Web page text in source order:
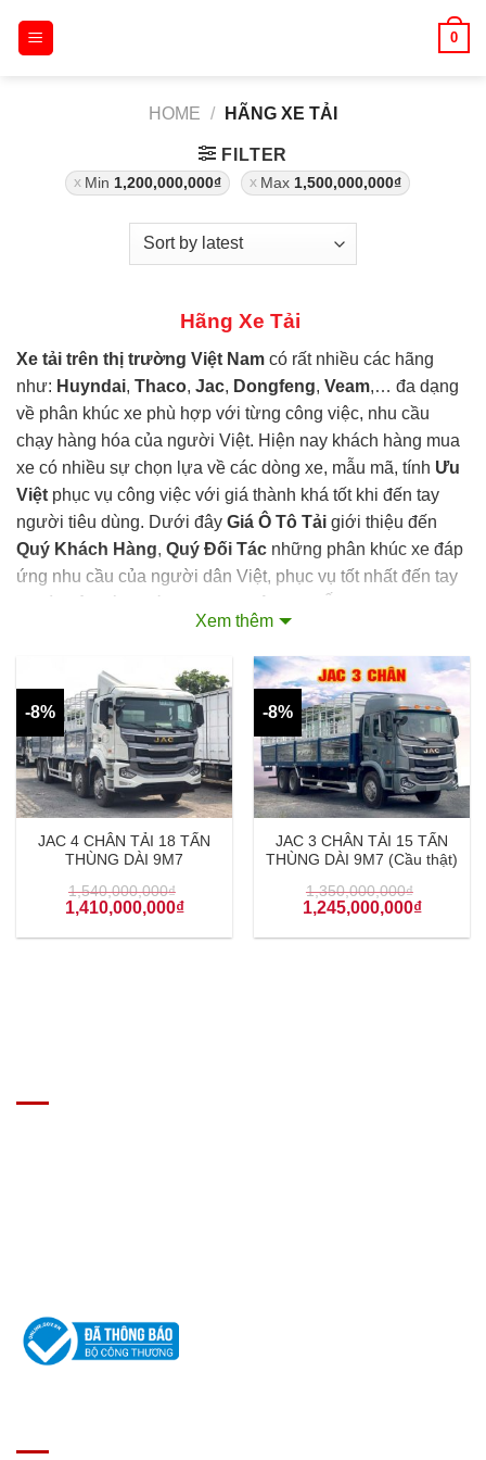
0
HOME / HÃNG XE TẢI
FILTER
Min 1,200,000,000₫ Max 1,500,000,000₫
Hãng Xe Tải
Xe tải trên thị trường Việt Nam có rất nhiều các hãng
như: Huyndai, Thaco, Jac, Dongfeng, Veam,… đa dạng
về phân khúc xe phù hợp với từng công việc, nhu cầu
chạy hàng hóa của người Việt. Hiện nay khách hàng mua
xe có nhiều sự chọn lựa về các dòng xe, mẫu mã, tính Ưu
Việt phục vụ công việc với giá thành khá tốt khi đến tay
người tiêu dùng. Dưới đây Giá Ô Tô Tải giới thiệu đến
Quý Khách Hàng, Quý Đối Tác những phân khúc xe đáp
ứng nhu cầu của người dân Việt, phục vụ tốt nhất đến tay
THẬT, GIÁ TRỊ THẬT”.
Xem thêm
-8%
JAC 4 CHÂN TẢI 18 TẤN
THÙNG DÀI 9M7
1,540,000,000₫
1,410,000,000₫
-8%
JAC 3 CHÂN TẢI 15 TẤN
THÙNG DÀI 9M7 (Cầu thật)
1,350,000,000₫
1,245,000,000₫